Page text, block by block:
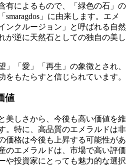
有によるもので、「緑色の石」の
」に由来します。エメ
ンクルージョン」と呼ばれる自然
が逆に天然石としての独自の美し
」「愛」「再生」の象徴とされ、
をもたらすと信じられています。
値
美しさから、今後も高い価値を維
。特に、高品質のエメラルドは非
価格は今後も上昇する可能性があ
のエメラルドは、市場で高い評価
や投資家にとっても魅力的な選択